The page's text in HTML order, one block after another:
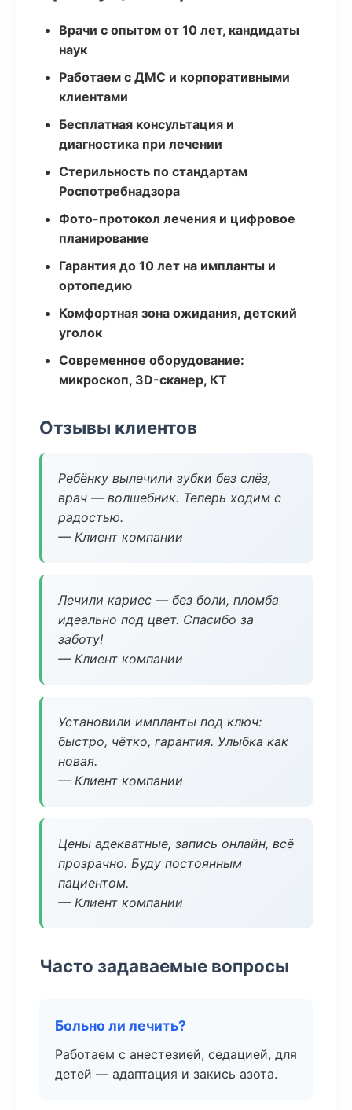
Врачи с опытом от 10 лет, кандидаты
наук
Работаем с ДМС и корпоративными
клиентами
Бесплатная консультация и
диагностика при лечении
Стерильность по стандартам
Роспотребнадзора
Фото-протокол лечения и цифровое
планирование
Гарантия до 10 лет на импланты и
ортопедию
Комфортная зона ожидания, детский
уголок
Современное оборудование:
микроскоп, 3D-сканер, КТ
Отзывы клиентов
Ребёнку вылечили зубки без слёз,
врач — волшебник. Теперь ходим с
радостью.
— Клиент компании
Лечили кариес — без боли, пломба
идеально под цвет. Спасибо за
заботу!
— Клиент компании
Установили импланты под ключ:
быстро, чётко, гарантия. Улыбка как
новая.
— Клиент компании
Цены адекватные, запись онлайн, всё
прозрачно. Буду постоянным
пациентом.
— Клиент компании
Часто задаваемые вопросы
Больно ли лечить?
Работаем с анестезией, седацией, для
детей — адаптация и закись азота.